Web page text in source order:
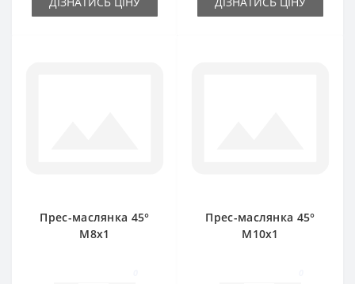
Прес-маслянка 45°
М8х1
Прес-маслянка 45°
М10х1